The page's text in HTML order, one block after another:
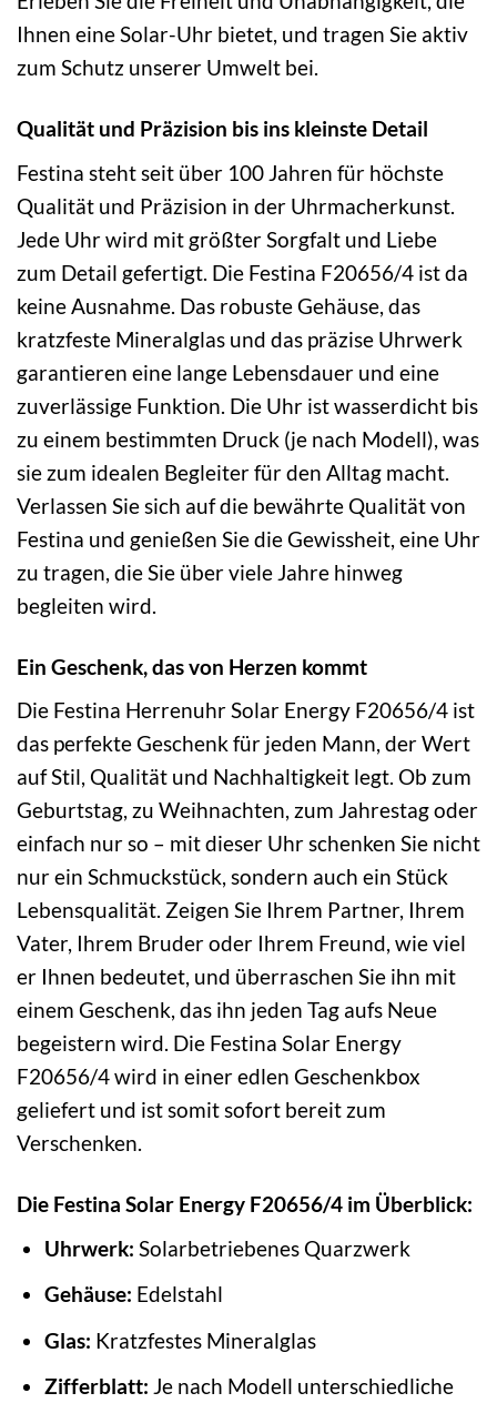
Ihnen eine Solar-Uhr bietet, und tragen Sie aktiv
zum Schutz unserer Umwelt bei.
Qualität und Präzision bis ins kleinste Detail
Festina steht seit über 100 Jahren für höchste
Qualität und Präzision in der Uhrmacherkunst.
Jede Uhr wird mit größter Sorgfalt und Liebe
zum Detail gefertigt. Die Festina F20656/4 ist da
keine Ausnahme. Das robuste Gehäuse, das
kratzfeste Mineralglas und das präzise Uhrwerk
garantieren eine lange Lebensdauer und eine
zuverlässige Funktion. Die Uhr ist wasserdicht bis
zu einem bestimmten Druck (je nach Modell), was
sie zum idealen Begleiter für den Alltag macht.
Verlassen Sie sich auf die bewährte Qualität von
Festina und genießen Sie die Gewissheit, eine Uhr
zu tragen, die Sie über viele Jahre hinweg
begleiten wird.
Ein Geschenk, das von Herzen kommt
Die Festina Herrenuhr Solar Energy F20656/4 ist
das perfekte Geschenk für jeden Mann, der Wert
auf Stil, Qualität und Nachhaltigkeit legt. Ob zum
Geburtstag, zu Weihnachten, zum Jahrestag oder
einfach nur so – mit dieser Uhr schenken Sie nicht
nur ein Schmuckstück, sondern auch ein Stück
Lebensqualität. Zeigen Sie Ihrem Partner, Ihrem
Vater, Ihrem Bruder oder Ihrem Freund, wie viel
er Ihnen bedeutet, und überraschen Sie ihn mit
einem Geschenk, das ihn jeden Tag aufs Neue
begeistern wird. Die Festina Solar Energy
F20656/4 wird in einer edlen Geschenkbox
geliefert und ist somit sofort bereit zum
Verschenken.
Die Festina Solar Energy F20656/4 im Überblick:
Uhrwerk: Solarbetriebenes Quarzwerk
Gehäuse: Edelstahl
Glas: Kratzfestes Mineralglas
Zifferblatt: Je nach Modell unterschiedliche